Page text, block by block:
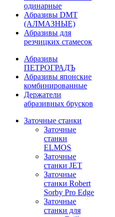
одинарные
Абразивы DMT
(АЛМАЗНЫЕ)
Абразивы для
резчицких стамесок
Абразивы
ПЕТРОГРАДЪ
Абразивы японские
комбинированные
Держатели
абразивных брусков
Заточные станки
Заточные
станки
ELMOS
Заточные
станки JET
Заточные
станки Robert
Sorby Pro Edge
Заточные
станки для